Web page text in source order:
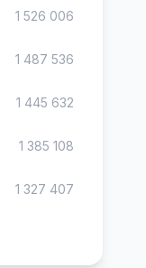
1 526 006
1 487 536
1 445 632
1 385 108
1 327 407